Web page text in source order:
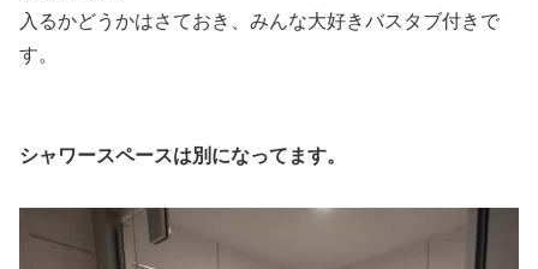
入るかどうかはさておき、みんな大好きバスタブ付きで
す。
シャワースペースは別になってます。